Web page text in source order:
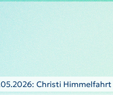
Christi Himmelfahrt